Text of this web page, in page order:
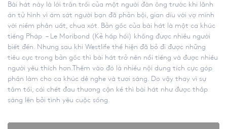
Bài hát này là lời trăn trối của một người đàn ông trước khi lãnh
án tử hình vì ám sát người bạn đã phản bội, gian díu với vợ mình
với niềm phẫn uất, chua xót. Bản gốc của bài hát là một ca khúc
tiếng Pháp – Le Moribond (Kẻ hấp hối) không được nhiều người
biết đến. Nhưng sau khi Westlife thể hiện đã bỏ đi được những
tiêu cực trong bản gốc thì bài hát trở nên nổi tiếng và được nhiều
người yêu thích hơn.Thêm vào đó là nhiều nội dung tích cực góp
phần làm cho ca khúc dễ nghe và tươi sáng. Do vậy thay vì sự
tăm tối, cái chết đau thương cận kề thì bài hát như được thắp
sáng lên bởi tình yêu cuộc sống.